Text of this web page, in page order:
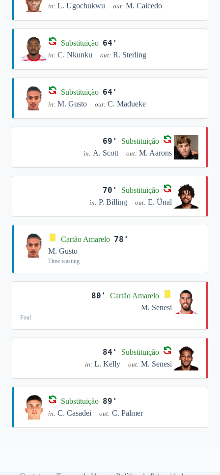
in: L. Ugochukwu out: M. Caicedo
Substituição 64'
in: C. Nkunku out: R. Sterling
Substituição 64'
in: M. Gusto out: C. Madueke
69' Substituição
in: A. Scott out: M. Aarons
70' Substituição
in: P. Billing out: E. Ünal
Cartão Amarelo 78'
M. Gusto
Time wasting
80'
Cartão Amarelo
M. Senesi
Foul
84' Substituição
in: L. Kelly out: M. Senesi
Substituição 89'
in: C. Casadei out: C. Palmer